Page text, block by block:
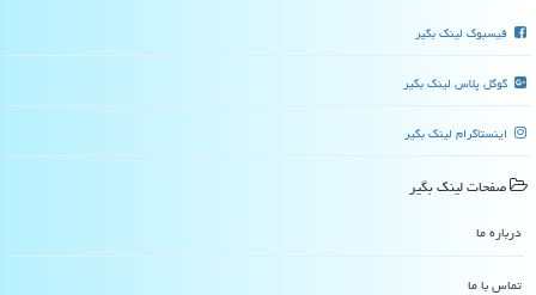
فیسبوک لینک بگیر
گوگل پلاس لینک بگیر
اینستاگرام لینک بگیر
صفحات لینك بگیر
درباره ما
تماس با ما